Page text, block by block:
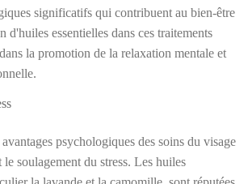
significatifs qui contribuent au bien-être
d'huiles essentielles dans ces traitements
la promotion de la relaxation mentale et
psychologiques des soins du visage
le soulagement du stress. Les huiles